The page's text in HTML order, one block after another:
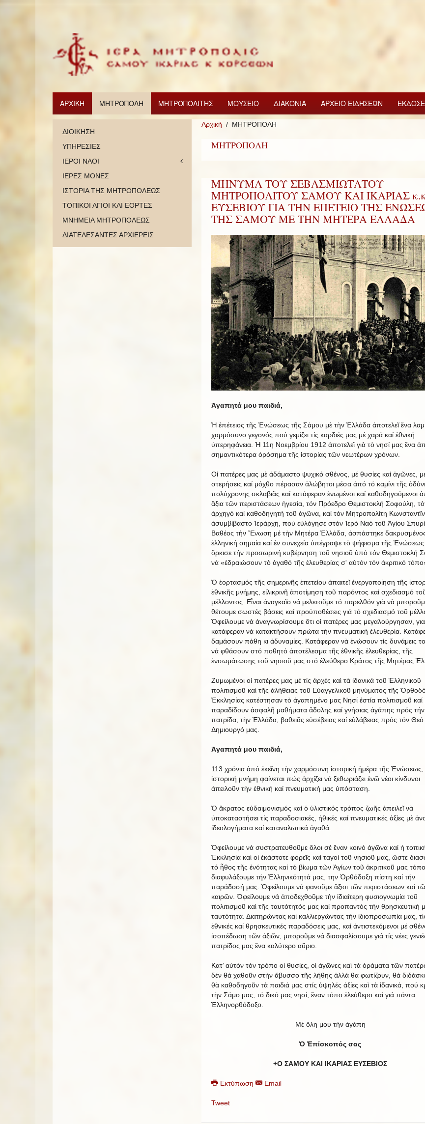
ΑΡΧΙΚΗ ΜΗΤΡΟΠΟΛΗ ΜΗΤΡΟΠΟΛΙΤΗΣ ΜΟΥΣΕΙΟ ΔΙΑΚΟΝΙΑ ΑΡΧΕΙΟ ΕΙΔΗΣΕΩΝ
Αρχική ΜΗΤΡΟΠΟΛΗ
ΜΗΤΡΟΠΟΛΗ
ΜΗΝΥΜΑ ΤΟΥ ΣΕΒΑΣΜΙΩΤΑΤΟΥ
ΜΗΤΡΟΠΟΛΙΤΟΥ ΣΑΜΟΥ ΚΑΙ ΙΚΑΡΙΑΣ
ΕΥΣΕΒΙΟΥ ΓΙΑ ΤΗΝ ΕΠΕΤΕΙΟ ΤΗΣ
ΤΗΣ ΣΑΜΟΥ ΜΕ ΤΗΝ ΜΗΤΕΡΑ ΕΛΛΑΔΑ
Ἀγαπητά μου παιδιά,
Ἡ ἐπέτειος τῆς Ἑνώσεως τῆς Σάμου μὲ τὴν Ἑλλάδα ἀποτελεῖ ἕνα
χαρμόσυνο γεγονός πού γεμίζει τίς καρδιές μας μέ χαρά καί ἐθνική
ὑπερηφάνεια. Ἡ 11η Νοεμβρίου 1912 ἀποτελεῖ γιὰ τὸ νησί μας ἕνα
σημαντικότερα ὁρόσημα τῆς ἱστορίας τῶν νεωτέρων χρόνων.
Οἱ πατέρες μας μὲ ἀδάμαστο ψυχικό σθένος, μέ θυσίες καί ἀγῶνες,
στερήσεις καί μόχθο πέρασαν ἀλώβητοι μέσα ἀπό τό καμίνι τῆς
πολύχρονης σκλαβιᾶς καί κατάφεραν ἑνωμένοι καί καθοδηγούμενοι
ἄξια τῶν περιστάσεων ἡγεσία, τόν Πρόεδρο Θεμιστοκλή Σοφούλη,
ἀρχηγό καί καθοδηγητή τοῦ ἀγῶνα, καί τόν Μητροπολίτη
ἀσυμβίβαστο Ἱεράρχη, πού εὐλόγησε στόν Ἱερό Ναό τοῦ Ἁγίου
Βαθέος τὴν Ἕνωση μέ τὴν Μητέρα Ἑλλάδα, ἀσπάστηκε
ἑλληνική σημαία καί ἐν συνεχεία ὑπέγραψε τὸ ψήφισμα τῆς Ἑνώσεως
ὅρκισε τήν προσωρινή κυβέρνηση τοῦ νησιοῦ ὑπό τόν Θεμιστοκλή
νά «ἐδραιώσουν τὸ ἀγαθό τῆς ἐλευθερίας σ' αὐτόν τόν ἀκριτικό
Ὁ ἑορτασμός τῆς σημερινῆς ἐπετείου ἀπαιτεῖ ἐνεργοποίηση τῆς
ἐθνικῆς μνήμης, εἰλικρινῆ ἀποτίμηση τοῦ παρόντος καί σχεδιασμό
μέλλοντος. Εἶναι ἀναγκαῖο νά μελετοῦμε τό παρελθόν γιὰ νὰ
θέτουμε σωστές βάσεις καί προϋποθέσεις γιά τό σχεδιασμό τοῦ
Ὀφείλουμε νὰ ἀναγνωρίσουμε ὅτι οἱ πατέρες μας μεγαλούργησαν,
κατάφεραν νά κατακτήσουν πρώτα τήν πνευματική ἐλευθερία.
δαμάσουν πάθη κι ἀδυναμίες. Κατάφεραν νὰ ἑνώσουν τίς δυνάμεις
νά φθάσουν στό ποθητό ἀποτέλεσμα τῆς ἐθνικῆς ἐλευθερίας, τῆς
ἐνσωμάτωσης τοῦ νησιοῦ μας στό ἐλεύθερο Κράτος τῆς Μητέρας
Ζυμωμένοι οἱ πατέρες μας μέ τίς ἀρχές καὶ τὰ ἰδανικά τοῦ Ἑλληνικοῦ
πολιτισμοῦ καί τῆς ἀλήθειας τοῦ Εὐαγγελικοῦ μηνύματος τῆς
Ἐκκλησίας κατέστησαν τὸ ἀγαπημένο μας Νησί ἑστία πολιτισμοῦ καί
παραδίδουν ἀσφαλῆ μαθήματα ἄδολης καί γνήσιας ἀγάπης πρός τήν
πατρίδα, τὴν Ἑλλάδα, βαθειᾶς εὐσέβειας καί εὐλάβειας πρός τόν Θεό
Δημιουργό μας.
Ἀγαπητά μου παιδιά,
113 χρόνια ἀπό ἐκεῖνη τὴν χαρμόσυνη ἱστορική ἡμέρα τῆς Ἑνώσεως,
ἱστορική μνήμη φαίνεται πώς ἀρχίζει νά ξεθωριάζει ἐνῶ νέοι κίνδυνοι
ἀπειλοῦν τὴν ἐθνική καί πνευματική μας ὑπόσταση.
Ὁ ἄκρατος εὐδαιμονισμός καί ὁ ὑλιστικός τρόπος ζωῆς ἀπειλεῖ νὰ
ὑποκαταστήσει τίς παραδοσιακές, ἠθικές καί πνευματικές ἀξίες μὲ
ἰδεολογήματα καί καταναλωτικά ἀγαθά.
Ὀφείλουμε νά συστρατευθοῦμε ὅλοι σέ ἕναν κοινό ἀγῶνα καί ἡ
Ἐκκλησία καί οἱ ἑκάστοτε φορεῖς καί ταγοί τοῦ νησιοῦ μας, ὥστε
τό ἦθος τῆς ἑνότητας καί τό βίωμα τῶν Ἁγίων τοῦ ἀκριτικοῦ μας
διαφυλάξουμε τήν Ἑλληνικότητά μας, την Ὀρθόδοξη πίστη καί τήν
παράδοσή μας. Ὀφείλουμε νά φανοῦμε ἄξιοι τῶν περιστάσεων καί
καιρῶν. Ὀφείλουμε νά ἀποδεχθοῦμε τὴν ἰδιαίτερη φυσιογνωμία τοῦ
πολιτισμοῦ καὶ τῆς ταυτότητός μας καί προπαντός τήν θρησκευτική
ταυτότητα. Διατηρώντας καί καλλιεργώντας τήν ἰδιοπροσωπία μας,
ἐθνικές καί θρησκευτικές παραδόσεις μας, καί ἀντιστεκόμενοι μέ
ἰσοπέδωση τῶν ἀξιῶν, μποροῦμε νά διασφαλίσουμε γιά τίς νέες
πατρίδος μας ἕνα καλύτερο αὔριο.
Κατ’ αὐτὸν τὸν τρόπο οἱ θυσίες, οἱ ἀγῶνες καὶ τὰ ὁράματα τῶν
δέν θά χαθοῦν στὴν ἄβυσσο τῆς λήθης ἀλλά θα φωτίζουν, θά
θὰ καθοδηγοῦν τὰ παιδιά μας στίς ὑψηλές ἀξίες καὶ τὰ ἰδανικά, πού
τὴν Σάμο μας, τό δικό μας νησί, ἕναν τόπο ἐλεύθερο καί γιά πάντα
Ἑλληνορθόδοξο.
Μέ ὅλη μου τὴν ἀγάπη
Ὁ Ἐπίσκοπός σας
+Ο ΣΑΜΟΥ ΚΑΙ ΙΚΑΡΙΑΣ ΕΥΣΕΒΙΟΣ
Εκτύπωση Email
Tweet
ΔΙΟΙΚΗΣΗ
ΥΠΗΡΕΣΙΕΣ
ΙΕΡΟΙ ΝΑΟΙ
ΙΕΡΕΣ ΜΟΝΕΣ
ΙΣΤΟΡΙΑ ΤΗΣ ΜΗΤΡΟΠΟΛΕΩΣ
ΤΟΠΙΚΟΙ ΑΓΙΟΙ ΚΑΙ ΕΟΡΤΕΣ
ΜΝΗΜΕΙΑ ΜΗΤΡΟΠΟΛΕΩΣ
ΔΙΑΤΕΛΕΣΑΝΤΕΣ ΑΡΧΙΕΡΕΙΣ